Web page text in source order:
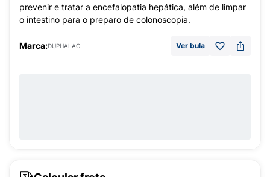
prevenir e tratar a encefalopatia hepática, além de limpar
o intestino para o preparo de colonoscopia.
Marca:DUPHALAC Ver bula